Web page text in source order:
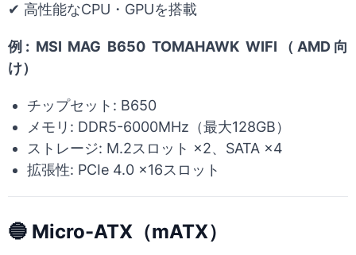
✔ 高性能なCPU・GPUを搭載
例: MSI MAG B650 TOMAHAWK WIFI（AMD向
け）
チップセット: B650
メモリ: DDR5-6000MHz（最大128GB）
ストレージ: M.2スロット ×2、SATA ×4
拡張性: PCIe 4.0 ×16スロット
🔵 Micro-ATX（mATX）